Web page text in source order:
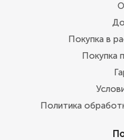
Покупка в
Покупка
Политика